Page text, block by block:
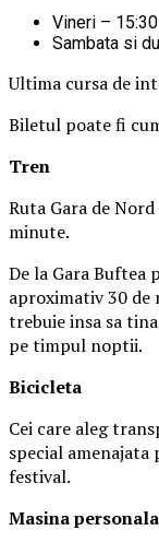
Vineri – 15:30
Sambata si
Ultima cursa de
Biletul poate fi
Tren
Ruta Gara de
minute.
De la Gara Buftea
aproximativ 30 de
trebuie insa sa
pe timpul noptii.
Bicicleta
Cei care aleg
special
festival.
Masinapersonala